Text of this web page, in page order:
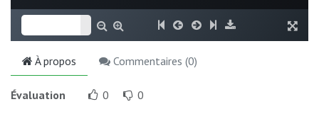
À propos Commentaires (0)
Évaluation 0 0